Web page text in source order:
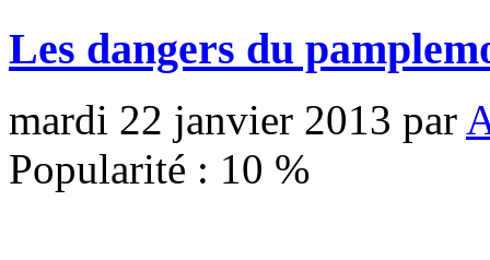
Les dangers du
mardi 22 janvier 2013 par
Popularité : 10 %